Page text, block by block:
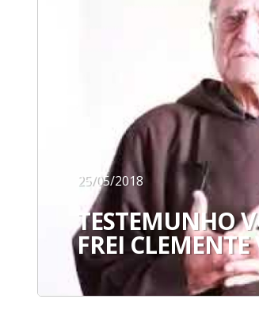
25/05/2018
TESTEMUNHO
FREI